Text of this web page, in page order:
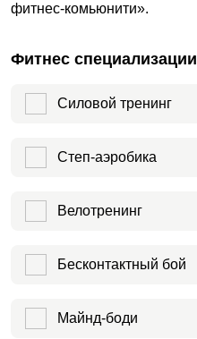
фитнес-комьюнити».
Фитнес специализации
Силовой тренинг
Степ-аэробика
Велотренинг
Бесконтактный бой
Майнд-боди